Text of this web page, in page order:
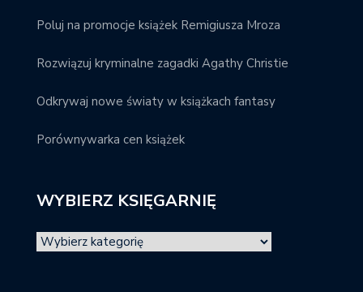
Poluj na promocje książek Remigiusza Mroza
Rozwiązuj kryminalne zagadki Agathy Christie
Odkrywaj nowe światy w książkach fantasy
Porównywarka cen książek
WYBIERZ KSIĘGARNIĘ